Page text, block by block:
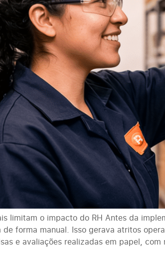
limitam o impacto do RH Antes da
de forma manual. Isso gerava atritos
e avaliações realizadas em papel,